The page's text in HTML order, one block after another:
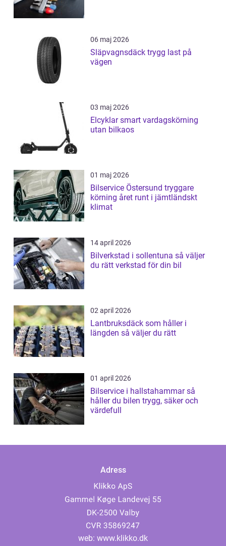
06 maj 2026
Släpvagnsdäck trygg last på
vägen
03 maj 2026
Elcyklar smart vardagskörning
utan bilkaos
01 maj 2026
Bilservice Östersund tryggare
körning året runt i jämtländskt
klimat
14 april 2026
Bilverkstad i sollentuna så väljer
du rätt verkstad för din bil
02 april 2026
Lantbruksdäck som håller i
längden så väljer du rätt
01 april 2026
Bilservice i hallstahammar så
håller du bilen trygg, säker och
värdefull
Adress
web: www.klikko.dk